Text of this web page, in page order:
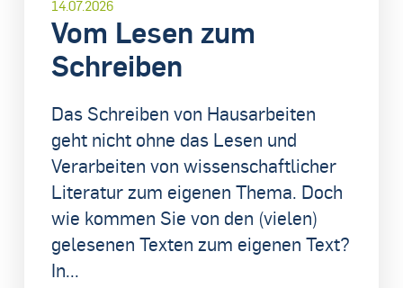
14.07.2026
Vom Lesen zum
Schreiben
Das Schreiben von Hausarbeiten
geht nicht ohne das Lesen und
Verarbeiten von wissenschaftlicher
Literatur zum eigenen Thema. Doch
wie kommen Sie von den (vielen)
gelesenen Texten zum eigenen Text?
In...